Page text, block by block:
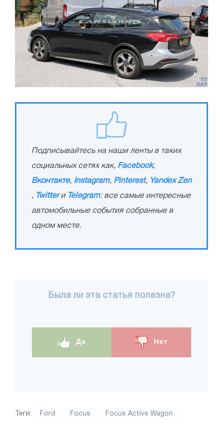
Подписывайтесь на наши ленты в таких
социальных сетях как, Facebook,
Вконтакте, Instagram, Pinterest, Yandex Zen
, Twitterи Telegram: все самые интересные
автомобильные события собранные в
одном месте.
Была ли эта статья полезна?
Да Нет
Теги: Ford Focus Focus Active Wagon